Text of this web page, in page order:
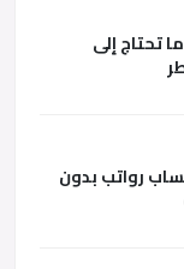
تحتاج إلى
رواتب بدون